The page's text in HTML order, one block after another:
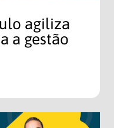
agiliza
a gestão